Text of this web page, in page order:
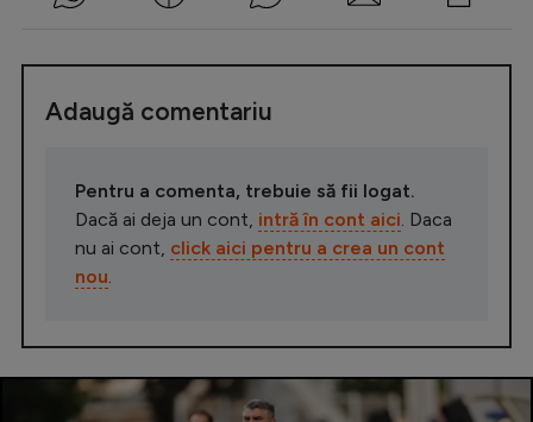
Adaugă comentariu
Pentru a comenta, trebuie să fii logat.
Dacă ai deja un cont, intră în cont aici. Daca
nu ai cont, click aici pentru a crea un cont
nou.